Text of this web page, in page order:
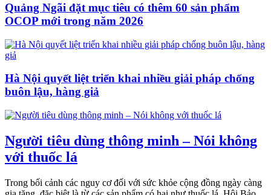
Quảng Ngãi đặt mục tiêu có thêm 60 sản phẩm
OCOP mới trong năm 2026
Hà Nội quyết liệt triển khai nhiều giải pháp chống
buôn lậu, hàng giả
Người tiêu dùng thông minh – Nói không
với thuốc lá
Trong bối cảnh các nguy cơ đối với sức khỏe cộng đồng ngày càng